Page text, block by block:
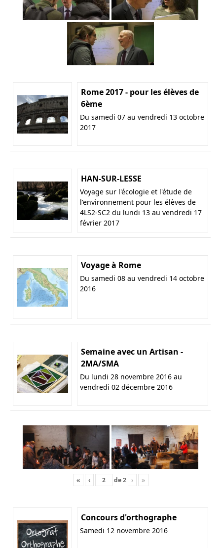
Rome 2017 - pour les élèves de
6ème
Du samedi 07 au vendredi 13 octobre
2017
HAN-SUR-LESSE
Voyage sur l'écologie et l'étude de
l'environnement pour les élèves de
4LS2-SC2 du lundi 13 au vendredi 17
février 2017
Voyage à Rome
Du samedi 08 au vendredi 14 octobre
2016
Semaine avec un Artisan -
2MA/SMA
Du lundi 28 novembre 2016 au
vendredi 02 décembre 2016
« ‹ de2 › »
Concours d'orthographe
Samedi 12 novembre 2016